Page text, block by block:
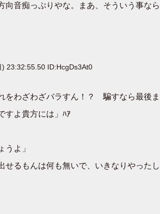
音痴っぷりやな。まあ、そういう事な
23:32:55.50 ID:HcgDs3At0
わざわざバラすん！？ 騙すなら最後ま
すよ貴方には」ﾊｱ
よ」
るもんは何も無いで、いきなりやった